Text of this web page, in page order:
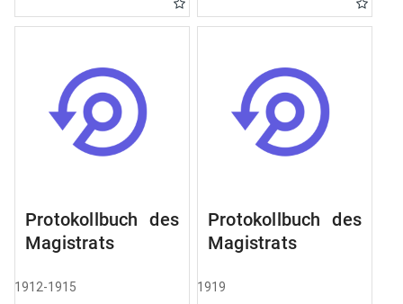
Protokollbuch des
Magistrats
1912-1915
Protokollbuch des
Magistrats
1919